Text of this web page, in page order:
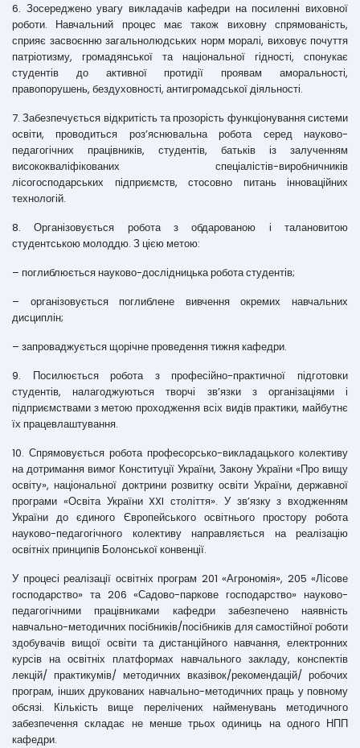
6. Зосереджено увагу викладачів кафедри на посиленні виховної
роботи. Навчальний процес має також виховну спрямованість,
сприяє засвоєнню загальнолюдських норм моралі, виховує почуття
патріотизму, громадянської та національної гідності, спонукає
студентів до активної протидії проявам аморальності,
правопорушень, бездуховності, антигромадської діяльності.
7. Забезпечується відкритість та прозорість функціонування системи
освіти, проводиться роз’яснювальна робота серед науково-
педагогічних працівників, студентів, батьків із залученням
висококваліфікованих спеціалістів-виробничників
лісогосподарських підприємств, стосовно питань інноваційних
технологій.
8. Організовується робота з обдарованою і талановитою
студентською молоддю. З цією метою:
– поглиблюється науково-дослідницька робота студентів;
– організовується поглиблене вивчення окремих навчальних
дисциплін;
– запроваджується щорічне проведення тижня кафедри.
9. Посилюється робота з професійно-практичної підготовки
студентів, налагоджуються творчі зв’язки з організаціями і
підприємствами з метою проходження всіх видів практики, майбутнє
їх працевлаштування.
10. Спрямовується робота професорсько-викладацького колективу
на дотримання вимог Конституції України, Закону України «Про вищу
освіту», національної доктрини розвитку освіти України, державної
програми «Освіта України XXI століття». У зв’язку з входженням
України до єдиного Європейського освітнього простору робота
науково-педагогічного колективу направляється на реалізацію
освітніх принципів Болонської конвенції.
У процесі реалізації освітніх програм 201 «Агрономія», 205 «Лісове
господарство» та 206 «Садово-паркове господарство» науково-
педагогічними працівниками кафедри забезпечено наявність
навчально-методичних посібників/посібників для самостійної роботи
здобувачів вищої освіти та дистанційного навчання, електронних
курсів на освітніх платформах навчального закладу, конспектів
лекцій/ практикумів/ методичних вказівок/рекомендацій/ робочих
програм, інших друкованих навчально-методичних праць у повному
обсязі. Кількість вище перелічених найменувань методичного
забезпечення складає не менше трьох одиниць на одного НПП
кафедри.